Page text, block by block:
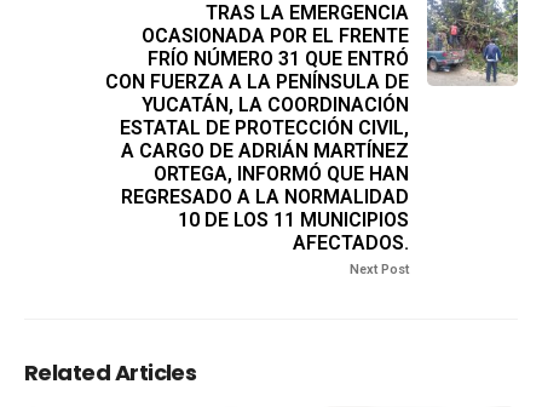
TRAS LA EMERGENCIA
OCASIONADA POR EL FRENTE
FRÍO NÚMERO 31 QUE ENTRÓ
CON FUERZA A LA PENÍNSULA DE
YUCATÁN, LA COORDINACIÓN
ESTATAL DE PROTECCIÓN CIVIL,
A CARGO DE ADRIÁN MARTÍNEZ
ORTEGA, INFORMÓ QUE HAN
REGRESADO A LA NORMALIDAD
10 DE LOS 11 MUNICIPIOS
AFECTADOS.
Next Post
Related Articles